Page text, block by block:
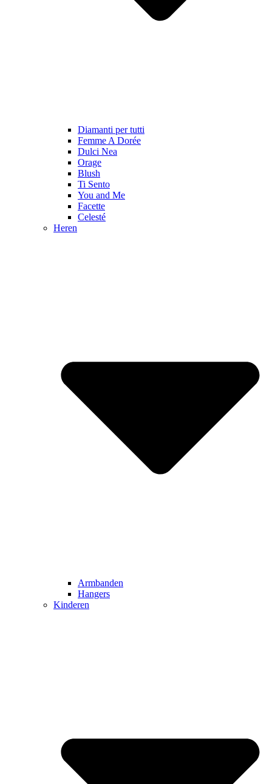
Diamanti per tutti
Femme A Dorée
Dulci Nea
Orage
Blush
Ti Sento
You and Me
Facette
Celesté
Heren
Armbanden
Hangers
Kinderen